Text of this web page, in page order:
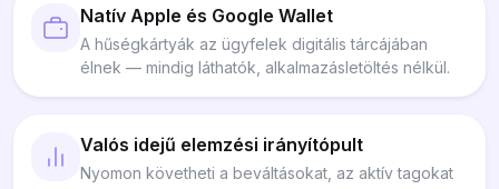
Natív Apple és Google Wallet
A hűségkártyák az ügyfelek digitális tárcájában
élnek — mindig láthatók, alkalmazásletöltés nélkül.
Valós idejű elemzési irányítópult
Nyomon követheti a beváltásokat, az aktív tagokat